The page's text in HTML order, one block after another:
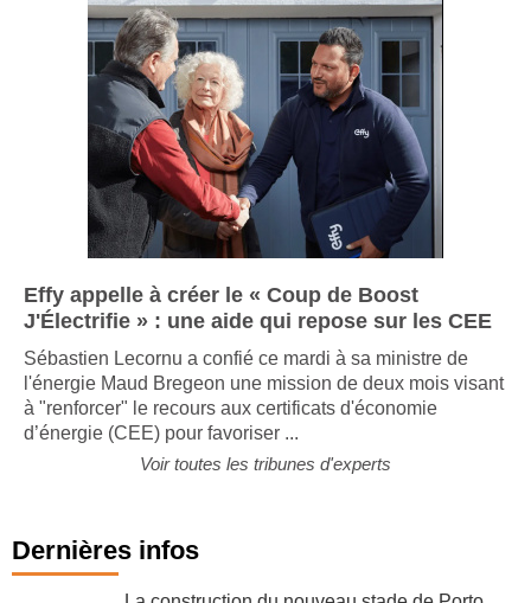
Effy appelle à créer le « Coup de Boost
J'Électrifie » : une aide qui repose sur les CEE
Sébastien Lecornu a confié ce mardi à sa ministre de
l'énergie Maud Bregeon une mission de deux mois visant
à "renforcer" le recours aux certificats d'économie
Dernières infos